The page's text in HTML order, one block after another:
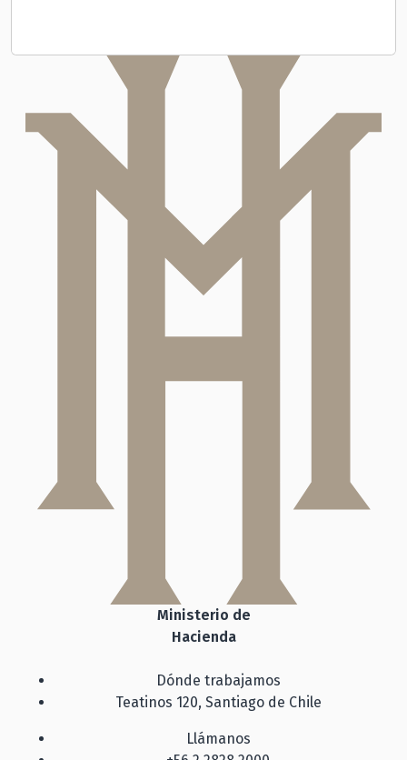
Ministerio de
Hacienda
Dónde trabajamos
Teatinos 120, Santiago de Chile
Llámanos